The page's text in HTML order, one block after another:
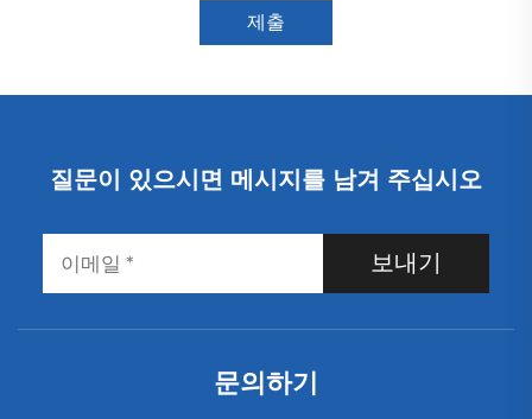
제출
질문이 있으시면 메시지를 남겨 주십시오
보내기
문의하기